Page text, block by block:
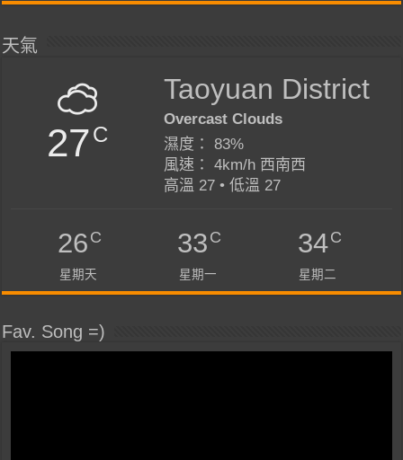
天氣
27C
Taoyuan District
Overcast Clouds
濕度： 83%
風速： 4km/h 西南西
高溫 27 • 低溫 27
26C
星期天
33C
星期一
34C
星期二
Fav. Song =)